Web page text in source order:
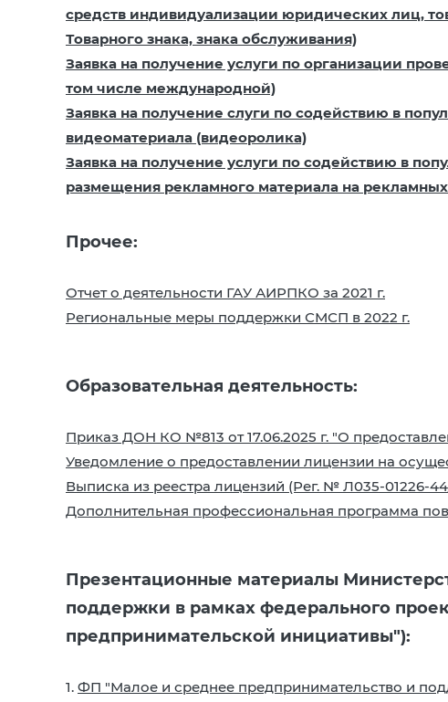
средств индивидуализации юридических лиц,
Товарного знака, знака обслуживания)
Заявка на получение услуги по организации
том числе международной)
Заявка на получение слуги по содействию в
видеоматериала (видеоролика)
Заявка на получение услуги по содействию в
размещения рекламного материала на
Прочее:
Отчет о деятельности ГАУ АИРПКО за 2021 г.
Региональные меры поддержки СМСП в 2022 г.
Образовательная деятельность:
Приказ ДОН КО №813 от 17.06.2025 г. "О
Уведомление о предоставлении лицензии на
Выписка из реестра лицензий (Рег. № Л035-01226-
Дополнительная профессиональная программа
Презентационные материалы
поддержки в рамках федерального
предпринимательской инициативы"):
1. ФП "Малое и среднее предпринимательство и